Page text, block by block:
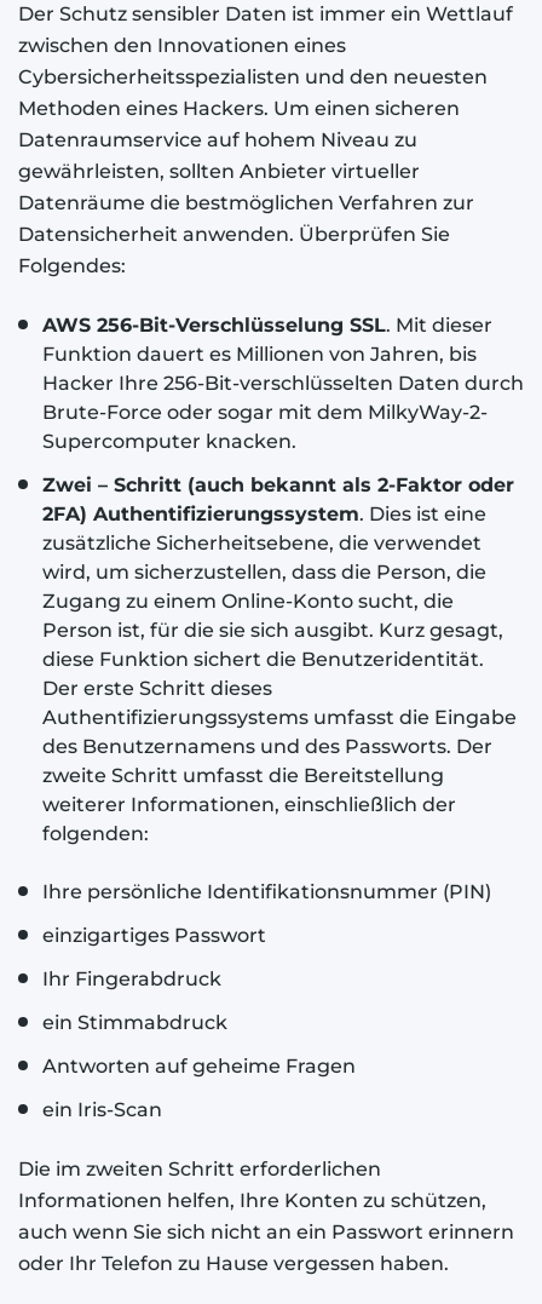
Der Schutz sensibler Daten ist immer ein Wettlauf
zwischen den Innovationen eines
Cybersicherheitsspezialisten und den neuesten
Methoden eines Hackers. Um einen sicheren
Datenraumservice auf hohem Niveau zu
gewährleisten, sollten Anbieter virtueller
Datenräume die bestmöglichen Verfahren zur
Datensicherheit anwenden. Überprüfen Sie
Folgendes:
AWS 256-Bit-Verschlüsselung SSL. Mit dieser
Funktion dauert es Millionen von Jahren, bis
Hacker Ihre 256-Bit-verschlüsselten Daten durch
Brute-Force oder sogar mit dem MilkyWay-2-
Supercomputer knacken.
Zwei – Schritt (auch bekannt als 2-Faktor oder
2FA) Authentifizierungssystem. Dies ist eine
zusätzliche Sicherheitsebene, die verwendet
wird, um sicherzustellen, dass die Person, die
Zugang zu einem Online-Konto sucht, die
Person ist, für die sie sich ausgibt. Kurz gesagt,
diese Funktion sichert die Benutzeridentität.
Der erste Schritt dieses
Authentifizierungssystems umfasst die Eingabe
des Benutzernamens und des Passworts. Der
zweite Schritt umfasst die Bereitstellung
weiterer Informationen, einschließlich der
folgenden:
Ihre persönliche Identifikationsnummer (PIN)
einzigartiges Passwort
Ihr Fingerabdruck
ein Stimmabdruck
Antworten auf geheime Fragen
ein Iris-Scan
Die im zweiten Schritt erforderlichen
Informationen helfen, Ihre Konten zu schützen,
auch wenn Sie sich nicht an ein Passwort erinnern
oder Ihr Telefon zu Hause vergessen haben.